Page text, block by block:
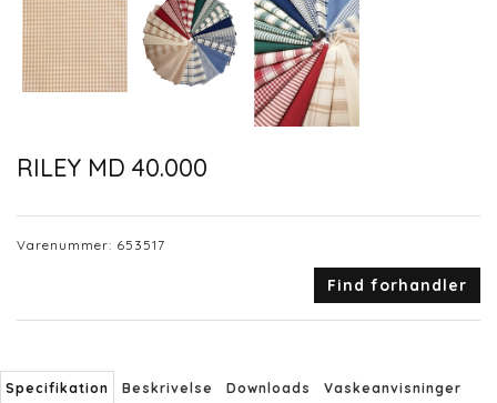
RILEY MD 40.000
Varenummer: 653517
Find forhandler
Specifikation Beskrivelse Downloads Vaskeanvisninger